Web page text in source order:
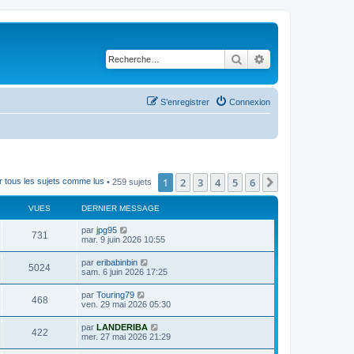
Rechercher
Connexion
S’enregistrer
tous les sujets comme lus • 259 sujets 1 2 3 4 5 6
VUES DERNIER MESSAGE
731
u
s
D
e
i
e
r
m
e
s
s
a
g
e
par jpg95
mar. 9 juin 2026 10:55
5024V
u
D
e
i
e
r
m
e
s
par eribabinbin
sam. 6 juin 2026 17:25
468V
u
D
e
i
e
r
par Touring79
ven. 29 mai 2026 05:30
422V
D
e
par LANDERIBA
mer. 27 mai 2026 21:29